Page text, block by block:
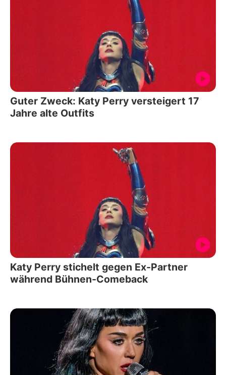
Guter Zweck: Katy Perry versteigert 17
Jahre alte Outfits
Katy Perry stichelt gegen Ex-Partner
während Bühnen-Comeback